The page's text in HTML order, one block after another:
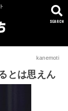
SEARCH
kanemoti
とは思えん